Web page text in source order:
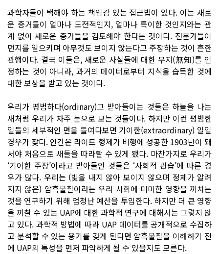
과학자들이 택해야 하는 책임감 있는 접근법이 있다. 이는 새로
운 증거들이 얼마나 도전적인지, 얼마나 특이한 것인지와는 관
계 없이 새로운 증거들을 검토해야 한다는 것이다. 전문가들이
먼지를 일으키며 아무것도 보이지 않는다고 주장하는 것이 흔한
관행이다. 결국 이들은, 새로운 사실들에 대한 무지(無知)를 인
정하는 것이 아니라, 과거의 데이터로부터 지식을 습득한 것에
대한 보상을 받고 있는 것이다.
우리가 평범하다(ordinary)고 받아들이는 것들은 하늘을 나는
새처럼 우리가 자주 눈으로 보는 것들이다. 하지만 이런 평범한
일들의 세부적인 면을 들여다보면 기이한(extraordinary) 일일
경우가 잦다. 인간은 라이트 형제가 비행에 성공한 1903년이 돼
서야 처음으로 새들을 따라할 수 있게 됐다. 마찬가지로 우리가
‘기이한 주장’이라고 받아들인 것들은 ‘사회적 관습’에 따른 경
우가 많다. 우리는 (빛을 내지 않아 보이지 않으며 정체가 알려
지지 않은) 암흑물질이라는 우리 사회에 미미한 영향을 끼치는
것을 연구하기 위해 엄청난 예산을 투입한다. 하지만 더 큰 영향
을 끼칠 수 있는 UAP에 대한 과학적 연구에 대해서는 그렇지 않
고 있다. 과학적 방법에 따라 UAP 데이터를 공개적으로 수집하
고 분석할 수 있는 용기를 갖게 된다면 암흑물질을 이해하기 전
에 UAP의 특성을 먼저 파악하게 될 수 있을지도 모른다.